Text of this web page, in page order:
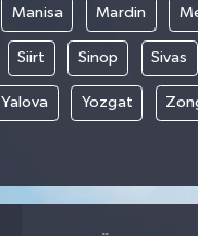
Manisa Mardin
Siirt Sinop Sivas
Yalova Yozgat